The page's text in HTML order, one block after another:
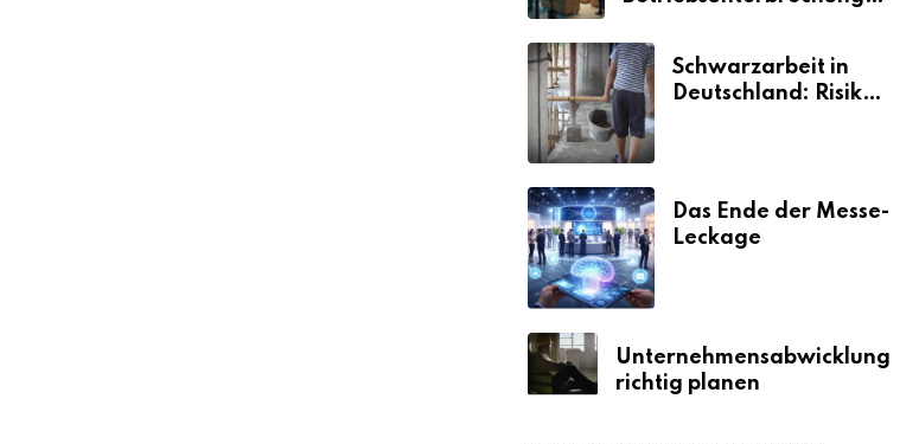
Schwarzarbeit in
Deutschland: Risiken
Das Ende der Messe-
Leckage
Unternehmensabwicklung
richtig planen